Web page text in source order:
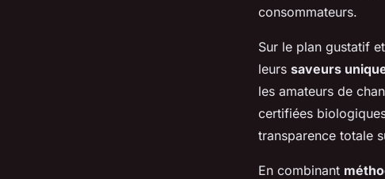
consommateurs.
Sur le plan gustatif
leurs saveurs
les amateurs de
certifiées
transparence totale
En combinant